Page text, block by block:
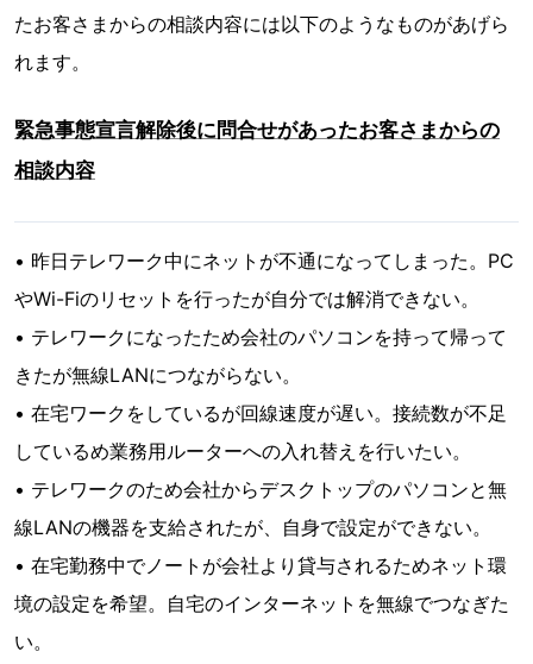
たお客さまからの相談内容には以下のようなものがあげら
れます。
緊急事態宣言解除後に問合せがあったお客さまからの
相談内容
• 昨日テレワーク中にネットが不通になってしまった。PC
やWi-Fiのリセットを行ったが自分では解消できない。
• テレワークになったため会社のパソコンを持って帰って
きたが無線LANにつながらない。
• 在宅ワークをしているが回線速度が遅い。接続数が不足
しているめ業務用ルーターへの入れ替えを行いたい。
• テレワークのため会社からデスクトップのパソコンと無
線LANの機器を支給されたが、自身で設定ができない。
• 在宅勤務中でノートが会社より貸与されるためネット環
境の設定を希望。自宅のインターネットを無線でつなぎた
い。